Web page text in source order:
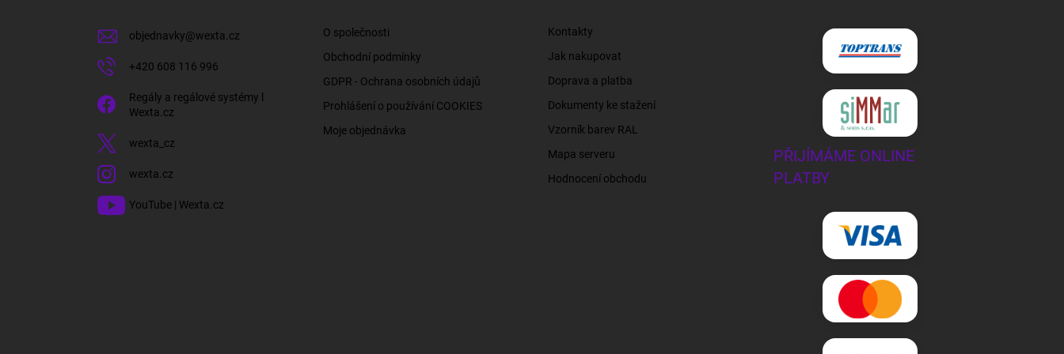
objednavky@wexta.cz
+420 608 116 996
Regály a regálové systémy l
Wexta.cz
wexta_cz
wexta.cz
YouTube | Wexta.cz
O společnosti
Obchodní podmínky
GDPR - Ochrana osobních údajů
Prohlášení o používání COOKIES
Moje objednávka
Kontakty
Jak nakupovat
Doprava a platba
Dokumenty ke stažení
Vzorník barev RAL
Mapa serveru
Hodnocení obchodu
PŘIJÍMÁME ONLINE
PLATBY